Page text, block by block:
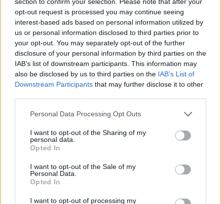
opt-out request is processed you may continue seeing
interest-based ads based on personal information utilized by
us or personal information disclosed to third parties prior to
your opt-out. You may separately opt-out of the further
disclosure of your personal information by third parties on the
IAB’s list of downstream participants. This information may
also be disclosed by us to third parties on the IAB’s List of
Downstream Participants that may further disclose it to other
Personal Data Processing Opt Outs
I want to opt-out of the Sharing of my
personal data.
Opted In
I want to opt-out of the Sale of my
Personal Data.
Opted In
I want to opt-out of processing my
ziariste la 55 de ani.
A lucrat la
„Evenimentul zilei”, la
fel ca gazetarul
dispărut la 51 de ani,
în urmă cu nici două
luni